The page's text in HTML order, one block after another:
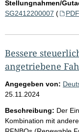
Stellungnahmen/
SG2412200007 (
Bessere
angetriebene
Angegeben von:
25.11.2024
Beschreibung: Der
Kombination mit